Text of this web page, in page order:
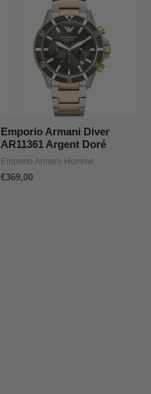
Emporio Armani Diver
AR11361 Argent Doré
Emporio Armani Homme
€369,00